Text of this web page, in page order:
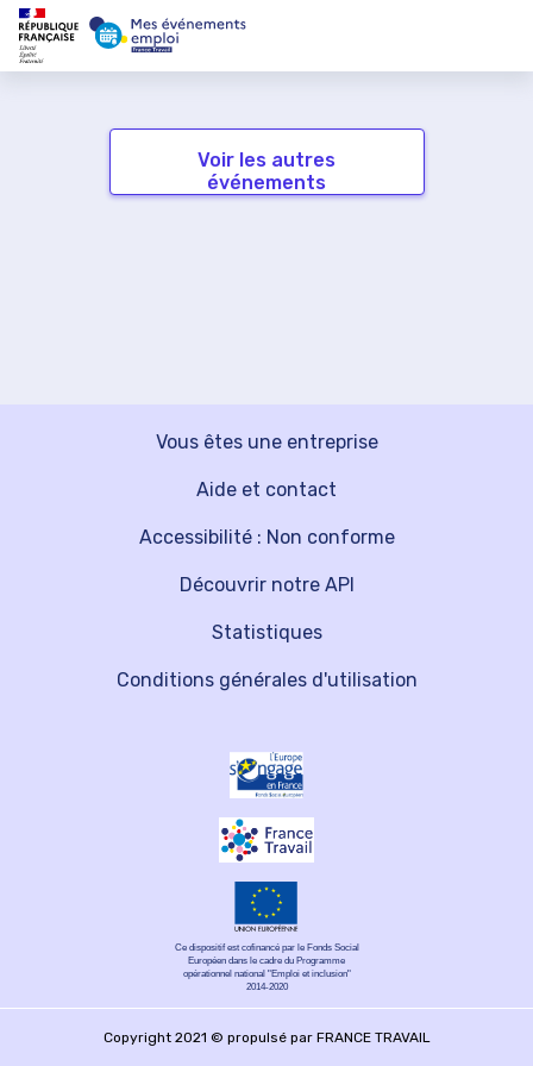
Voir les autres
événements
Vous êtes une entreprise
Découvrir notre API
Aide et contact
Statistiques
Accessibilité : Non conforme
Conditions générales d'utilisation
Ce dispositif est cofinancé par le Fonds Social
Européen dans le cadre du Programme
opérationnel national "Emploi et inclusion"
2014-2020
Copyright 2021 © propulsé par FRANCE TRAVAIL